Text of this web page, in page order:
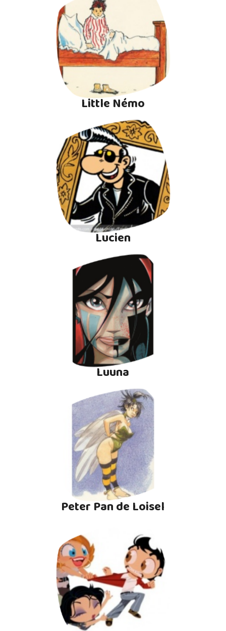
Little Némo
Lucien
Luuna
Peter Pan de Loisel